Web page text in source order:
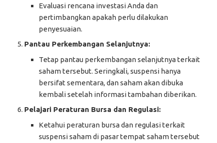
Evaluasi rencana investasi Anda dan
pertimbangkan apakah perlu dilakukan
penyesuaian.
Pantau Perkembangan Selanjutnya:
Tetap pantau perkembangan selanjutnya terkait
saham tersebut. Seringkali, suspensi hanya
bersifat sementara, dan saham akan dibuka
kembali setelah informasi tambahan diberikan.
Pelajari Peraturan Bursa dan Regulasi:
Ketahui peraturan bursa dan regulasi terkait
suspensi saham di pasar tempat saham tersebut